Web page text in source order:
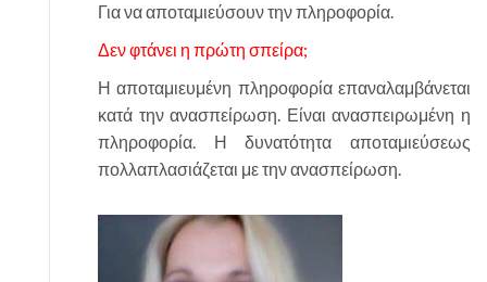
Για να αποταμιεύσουν την πληροφορία.
Δεν φτάνει η πρώτη σπείρα;
Η αποταμιευμένη πληροφορία επαναλαμβάνεται
κατά την ανασπείρωση. Είναι ανασπειρωμένη η
πληροφορία. Η δυνατότητα αποταμιεύσεως
πολλαπλασιάζεται με την ανασπείρωση.